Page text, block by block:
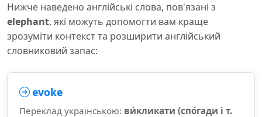
Нижче наведено англійські слова, пов'язані з
elephant, які можуть допомогти вам краще
зрозуміти контекст та розширити англійський
словниковий запас:
evoke
Переклад українською: ви́кликати (спо́гади і т.